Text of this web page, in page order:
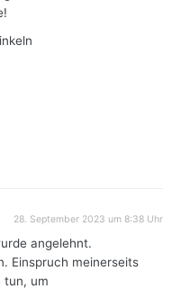
28. September 2023 um 8:38 Uhr
angelehnt.
Einspruch meinerseits
tun, um